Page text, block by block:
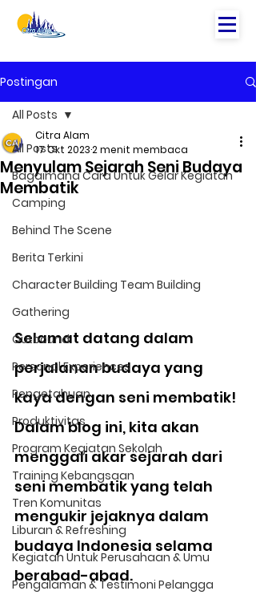
Postingan
All Posts
Bagaimana Cara Untuk Gelar Kegiatan
Camping
Behind The Scene
Berita Terkini
Character Building Team Building
Gathering
Outbound
Personal Experiences
Pengetahuan
Produktivitas
Program Kegiatan Sekolah
Training Kebangsaan
Tren Komunitas
Liburan & Refreshing
Kegiatan Untuk Perusahaan & Umu
Pengalaman & Testimoni Pelangga
All Posts
Menyulam Sejarah Seni Budaya
Membatik
Citra Alam
17 Okt 20232 menit membaca
Selamat datang dalam
perjalanan budaya yang
kaya dengan seni membatik!
Dalam blog ini, kita akan
menggali akar sejarah dari
seni membatik yang telah
mengukir jejaknya dalam
budaya Indonesia selama
berabad-abad.